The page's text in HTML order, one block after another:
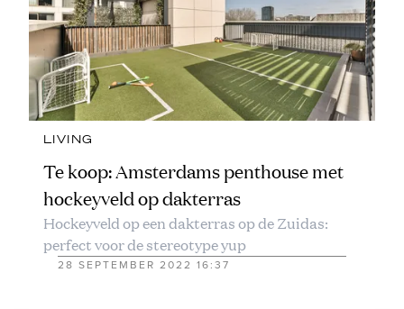
LIVING
Te koop: Amsterdams penthouse met
hockeyveld op dakterras
Hockeyveld op een dakterras op de Zuidas:
perfect voor de stereotype yup
28 SEPTEMBER 2022 16:37